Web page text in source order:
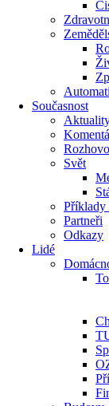
Současnost
Svět
Příklady
Partneři
Odkazy
Lidé